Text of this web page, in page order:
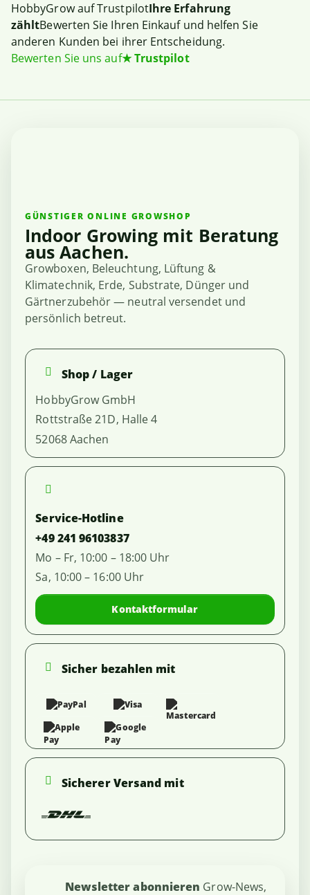
HobbyGrow auf TrustpilotIhre Erfahrung
zähltBewerten Sie Ihren Einkauf und helfen Sie
anderen Kunden bei ihrer Entscheidung.
Bewerten Sie uns auf★Trustpilot
GÜNSTIGER ONLINE GROWSHOP
Indoor Growing mit Beratung
aus Aachen.
Growboxen, Beleuchtung, Lüftung &
Klimatechnik, Erde, Substrate, Dünger und
Gärtnerzubehör — neutral versendet und
persönlich betreut.
Shop / Lager
HobbyGrow GmbH
Rottstraße 21D, Halle 4
52068 Aachen
Service-Hotline
+49 241 96103837
Mo – Fr, 10:00 – 18:00 Uhr
Sa, 10:00 – 16:00 Uhr
Kontaktformular
Sicher bezahlen mit
Sicherer Versand mit
Newsletter abonnieren Grow-News,